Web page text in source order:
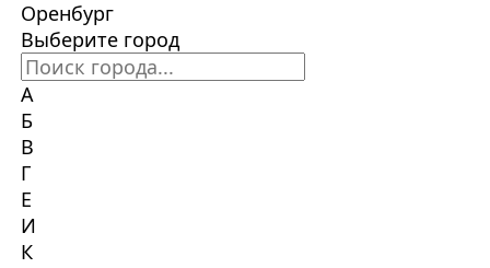
Оренбург
Выберите город
А
Б
В
Г
Е
И
К